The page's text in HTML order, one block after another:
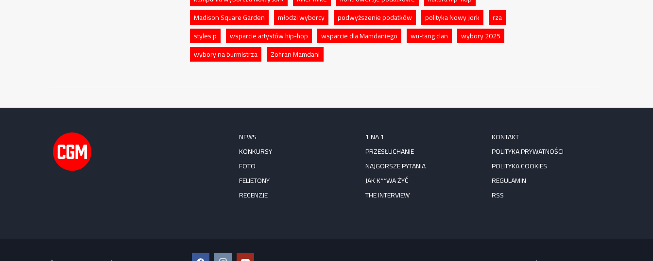
Madison Square Garden
młodzi wyborcy podwyższenie podatków polityka Nowy Jork
rza
styles p
wsparcie artystów hip-hop wsparcie dla Mamdaniego wu-tang clan
wybory 2025
wybory na burmistrza
Zohran Mamdani
NEWS
KONKURSY
FOTO
FELIETONY
RECENZJE
1 NA 1
PRZESŁUCHANIE
NAJGORSZE PYTANIA
JAK K**WA ŻYĆ
THE INTERVIEW
KONTAKT
POLITYKA PRYWATNOŚCI
POLITYKA COOKIES
REGULAMIN
RSS